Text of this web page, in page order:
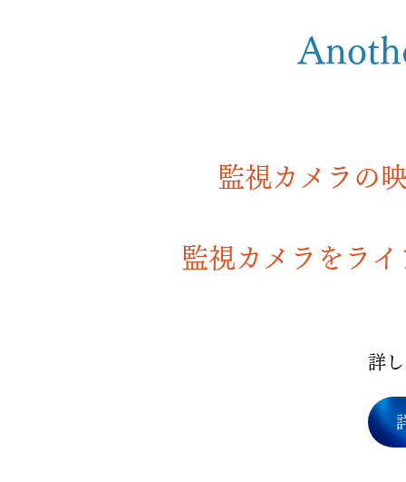
監視カメラの
監視カメラをラ
詳